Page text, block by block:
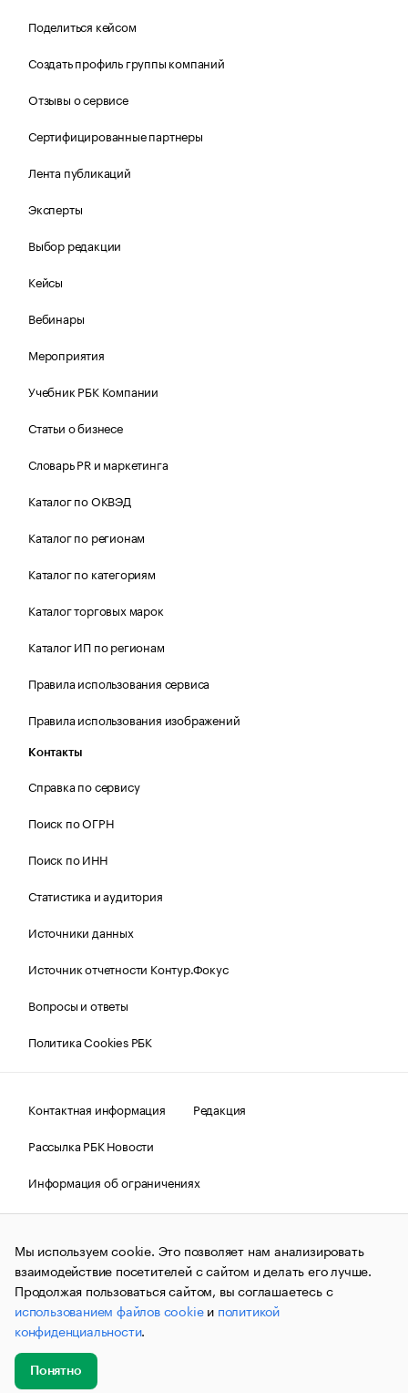
Поделиться кейсом
Создать профиль группы компаний
Отзывы о сервисе
Сертифицированные партнеры
Лента публикаций
Эксперты
Выбор редакции
Кейсы
Вебинары
Мероприятия
Учебник РБК Компании
Статьи о бизнесе
Словарь PR и маркетинга
Каталог по ОКВЭД
Каталог по регионам
Каталог по категориям
Каталог торговых марок
Каталог ИП по регионам
Правила использования сервиса
Правила использования изображений
Контакты
Справка по сервису
Поиск по ОГРН
Поиск по ИНН
Статистика и аудитория
Источники данных
Источник отчетности Контур.Фокус
Вопросы и ответы
Политика Cookies РБК
Контактная информация
Редакция
Рассылка РБК Новости
Информация об ограничениях
Правовая информация
О соблюдении авторских прав
© АО «РОСБИЗНЕСКОНСАЛТИНГ»,1995–2026.Сообщения
и материалы информационного агентства «РБК»
(зарегистрировано Федеральной службой по надзору в сфере
связи, информационных технологий и массовых
коммуникаций (Роскомнадзор) 09.12.2015 за номером ИА
№ФС77-63848) сопровождаются пометкой «РБК». Отдельные
публикации могут содержать информацию,
не предназначенную для пользователей
до 18 лет.
Мы используем cookie. Это позволяет нам анализировать
взаимодействие посетителей с сайтом и делать его лучше.
Продолжая пользоваться сайтом, вы соглашаетесь с
использованием файлов cookieи политикой
конфиденциальности.
Понятно